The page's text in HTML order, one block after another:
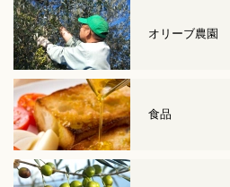
オリーブ農園
食品